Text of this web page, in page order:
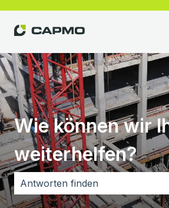
Wie können wir
weiterhelfen?
Es gibt keine Vorschläge, da